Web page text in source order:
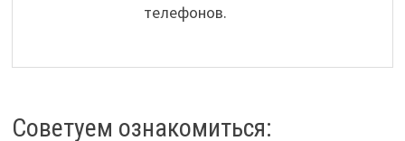
телефонов.
Советуем ознакомиться: